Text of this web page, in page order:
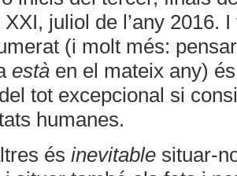
juliol de l’any 2016.
(i molt més:
estàen el mateix any)
tot excepcional si
humanes.
és inevitablesituar-